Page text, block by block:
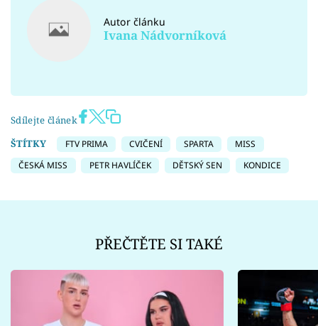
Autor článku
Ivana Nádvorníková
Sdílejte článek
ŠTÍTKY
FTV PRIMA CVIČENÍ SPARTA
MISS
ČESKÁ MISS
PETR HAVLÍČEK DĚTSKÝ SEN KONDICE
PŘEČTĚTE SI TAKÉ